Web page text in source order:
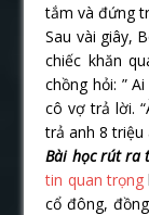
tắm và đứng
Sau vài giây,
chiếc khăn
chồng hỏi: ”
cô vợ trả lời.
trả anh 8 triệu
Bài học rút ra
tin quan trọng
cổ đông,